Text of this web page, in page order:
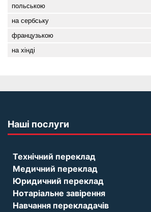
польською
на сербську
французькою
на хінді
Наші послуги
Технічний переклад
Медичний переклад
Юридичний переклад
Нотаріальне завірення
Навчання перекладачів